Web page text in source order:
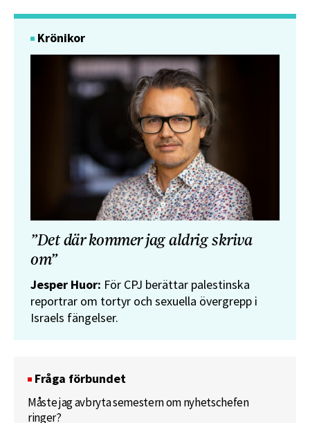
Krönikor
”Det där kommer jag aldrig skriva
om”
Jesper Huor: För CPJ berättar palestinska
reportrar om tortyr och sexuella övergrepp i
Israels fängelser.
Fråga förbundet
Måste jag avbryta semestern om nyhetschefen
ringer?